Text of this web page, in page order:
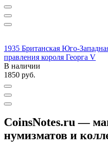
1935 Британская Юго-
правления короля Георга V
В наличии
1850 руб.
CoinsNotes.ru —
нумизматов и